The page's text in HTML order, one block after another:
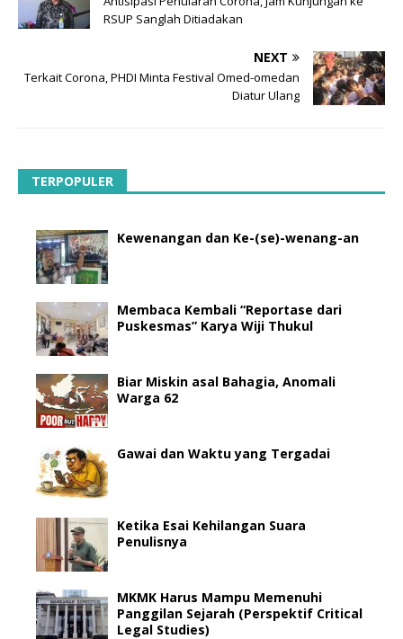
RSUP Sanglah Ditiadakan
NEXT
Terkait Corona, PHDI Minta Festival Omed-omedan
Diatur Ulang
TERPOPULER
Kewenangan dan Ke-(se)-wenang-an
Membaca Kembali “Reportase dari
Puskesmas” Karya Wiji Thukul
Biar Miskin asal Bahagia, Anomali
Warga 62
Gawai dan Waktu yang Tergadai
Ketika Esai Kehilangan Suara
Penulisnya
MKMK Harus Mampu Memenuhi
Panggilan Sejarah (Perspektif Critical
Legal Studies)